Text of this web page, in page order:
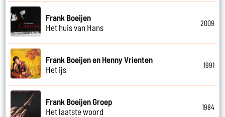
Frank Boeijen
Het huis van Hans
2009
Frank Boeijen en Henny Vrienten
Het ijs
1991
Frank Boeijen Groep
Het laatste woord
1984